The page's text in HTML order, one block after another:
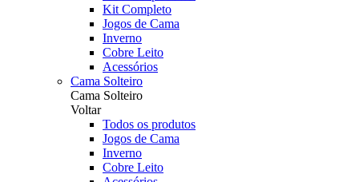
Kit Completo
Jogos de Cama
Inverno
Cobre Leito
Acessórios
Cama Solteiro
Cama Solteiro
Voltar
Todos os produtos
Jogos de Cama
Inverno
Cobre Leito